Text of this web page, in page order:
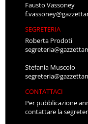
Fausto Vassoney
SEGRETERIA
Roberta Prodoti
Stefania Muscolo
CONTATTACI
Per pubblicazione
contattare la